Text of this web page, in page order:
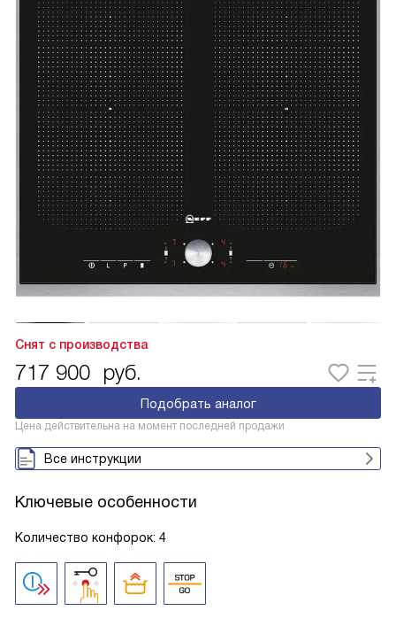
Снят с производства
717 900 руб.
Подобрать аналог
Цена действительна на момент последней продажи
Все инструкции
Ключевые особенности
Количество конфорок: 4